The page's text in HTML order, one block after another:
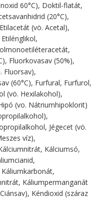
60°C), Doktil-flatát,
(20°C),
(vö. Acetal),
Fluorkovasav (50%),
Fluorsav),
(60°C), Furfural, Furfurol,
(vö. Hexilakohol),
(vo. Nátriumhipoklorit)
Jégecet (vö.
víz),
Kálciumsó,
Káliumpermanganát
Kéndioxid (száraz